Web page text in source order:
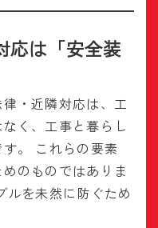
応は「安全装
・近隣対応は、工
く、工事と暮らし
。 これらの要素
のものではありま
ルを未然に防ぐため